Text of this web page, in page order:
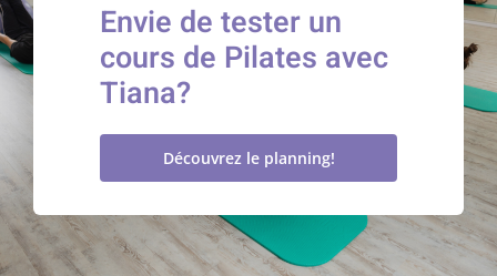
Envie de tester un
cours de Pilates avec
Tiana?
Découvrez le planning!